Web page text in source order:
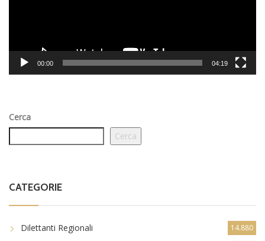
00:00 04:19
Cerca
Cerca
CATEGORIE
Dilettanti Regionali 14.880